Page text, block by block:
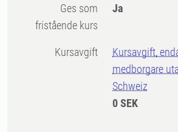
Ges som
fristående kurs
Ja
Kursavgift
Kursavgift,
medborgare
Schweiz
0 SEK